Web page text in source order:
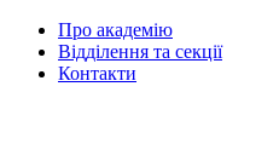
Про академію
Відділення та секції
Контакти